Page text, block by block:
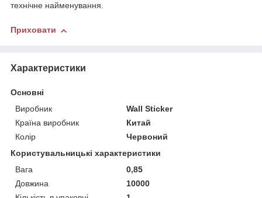
технічне найменування.
Приховати
Характеристики
Основні
Виробник
Wall Sticker
Країна виробник
Китай
Колір
Червоний
Користувальницькі характеристики
Вага
0,85
Довжина
10000